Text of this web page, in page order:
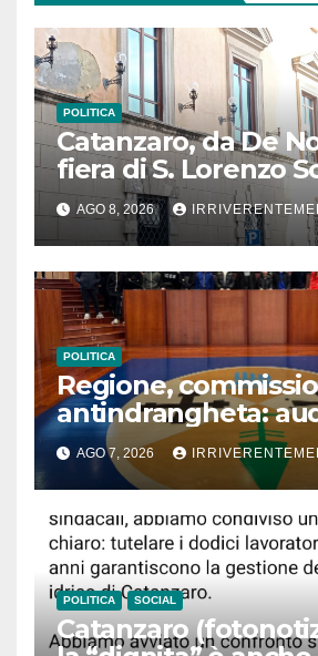
POLITICA
Catanzaro, da De
fiera di S. Lorenzo
Calabria
cabaret di Procopio
AGO 8, 2026
POLITICA
Regione,
antindrangheta:
Rodi Morabito.
denuncia e
istituzioni
AGO 7, 2026
POLITICA SOCIAL
Catanzaro